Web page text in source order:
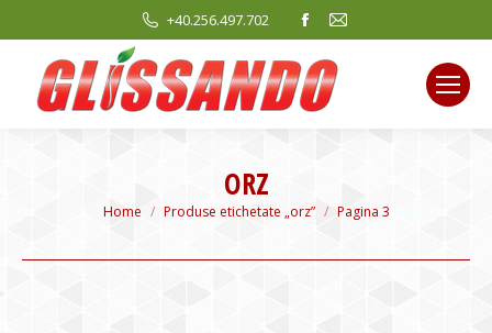
+40.256.497.702
Facebook
opens
in
new
Mail
new
ORZ
You are here:
Home Produse etichetate „orz” Pagina 3